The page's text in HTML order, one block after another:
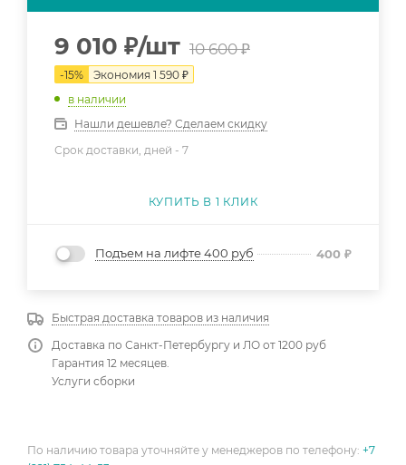
9 010 ₽/шт 10 600₽
-15% Экономия 1 590 ₽
в наличии
Нашли дешевле? Сделаем скидку
Срок доставки, дней - 7
КУПИТЬ В 1 КЛИК
Подъем на лифте 400 руб 400 ₽
Быстрая доставка товаров из наличия
Доставка по Санкт-Петербургу и ЛО от 1200 руб
Гарантия 12 месяцев.
Услуги сборки
По наличию товара уточняйте у менеджеров по телефону: +7